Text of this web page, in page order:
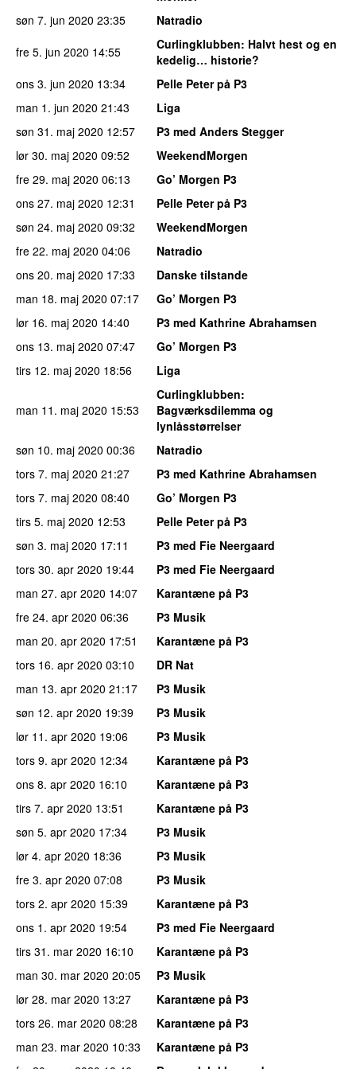
søn 7. jun 2020 23:35
Natradio
fre 5. jun 2020 14:55 Curlingklubben: Halvt hest og en
kedelig… historie?
ons 3. jun 2020 13:34
Pelle Peter på P3
man 1. jun 2020 21:43
Liga
søn 31. maj 2020 12:57
P3 med Anders Stegger
lør 30. maj 2020 09:52
WeekendMorgen
fre 29. maj 2020 06:13
Go’ Morgen P3
ons 27. maj 2020 12:31
Pelle Peter på P3
søn 24. maj 2020 09:32
WeekendMorgen
fre 22. maj 2020 04:06
Natradio
ons 20. maj 2020 17:33
Danske tilstande
man 18. maj 2020 07:17
Go’ Morgen P3
lør 16. maj 2020 14:40
P3 med Kathrine Abrahamsen
ons 13. maj 2020 07:47
Go’ Morgen P3
tirs 12. maj 2020 18:56 Liga
man 11. maj 2020 15:53
Curlingklubben:
Bagværksdilemma og
lynlåsstørrelser
søn 10. maj 2020 00:36
Natradio
tors 7. maj 2020 21:27
P3 med Kathrine Abrahamsen
tors 7. maj 2020 08:40
Go’ Morgen P3
tirs 5. maj 2020 12:53
Pelle Peter på P3
søn 3. maj 2020 17:11
P3 med Fie Neergaard
tors 30. apr 2020 19:44
P3 med Fie Neergaard
man 27. apr 2020 14:07
Karantæne på P3
fre 24. apr 2020 06:36
P3 Musik
man 20. apr 2020 17:51
Karantæne på P3
tors 16. apr 2020 03:10
DR Nat
man 13. apr 2020 21:17
P3 Musik
søn 12. apr 2020 19:39
P3 Musik
lør 11. apr 2020 19:06
P3 Musik
tors 9. apr 2020 12:34
Karantæne på P3
ons 8. apr 2020 16:10
Karantæne på P3
tirs 7. apr 2020 13:51
Karantæne på P3
søn 5. apr 2020 17:34
P3 Musik
lør 4. apr 2020 18:36
P3 Musik
fre 3. apr 2020 07:08
P3 Musik
tors 2. apr 2020 15:39
Karantæne på P3
ons 1. apr 2020 19:54
P3 med Fie Neergaard
tirs 31. mar 2020 16:10
Karantæne på P3
man 30. mar 2020 20:05
P3 Musik
lør 28. mar 2020 13:27
Karantæne på P3
tors 26. mar 2020 08:28
Karantæne på P3
man 23. mar 2020 10:33
Karantæne på P3